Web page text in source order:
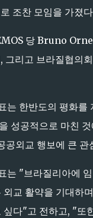
조찬 모임을 가졌
당 Bruno
리고 브라질협의
는 한반도의 평화를
성공적으로 마친
공외교 행보에 큰 관
는 "브라질리아에
외교 활약을 기대하
싶다"고 전하고, "또